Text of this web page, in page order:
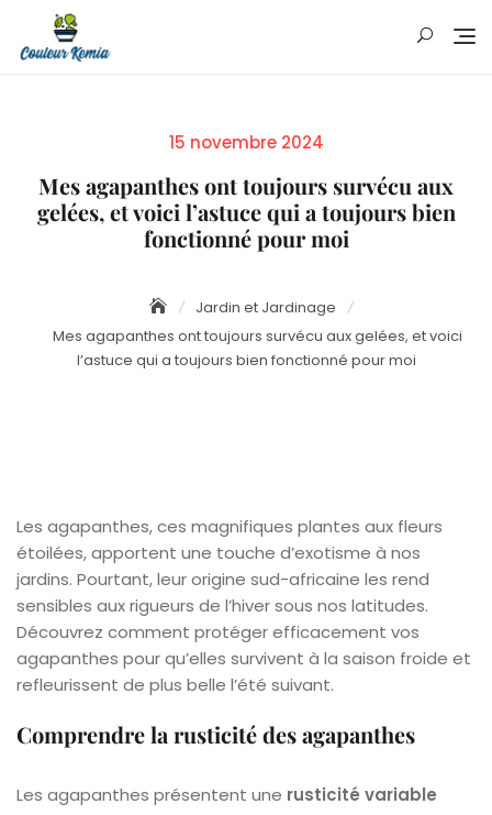
content
Posted
15 novembre 2024
Mes agapanthes ont toujours survécu aux
gelées, et voici l’astuce qui a toujours bien
fonctionné pour moi
Jardin et Jardinage
Mes agapanthes ont toujours survécu aux gelées, et voici
l’astuce qui a toujours bien fonctionné pour moi
Les agapanthes, ces magnifiques plantes aux fleurs
étoilées, apportent une touche d’exotisme à nos
jardins. Pourtant, leur origine sud-africaine les rend
sensibles aux rigueurs de l’hiver sous nos latitudes.
Découvrez comment protéger efficacement vos
agapanthes pour qu’elles survivent à la saison froide et
refleurissent de plus belle l’été suivant.
Comprendre la rusticité des agapanthes
Les agapanthes présentent une rusticité variable